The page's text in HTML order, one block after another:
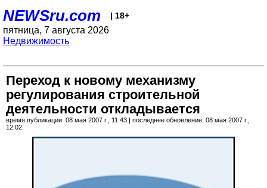
NEWSru.com | 18+
пятница, 7 августа 2026
Недвижимость
Переход к новому механизму
регулирования строительной
деятельности откладывается
время публикации: 08 мая 2007 г., 11:43 | последнее обновление: 08 мая 2007 г.,
12:02